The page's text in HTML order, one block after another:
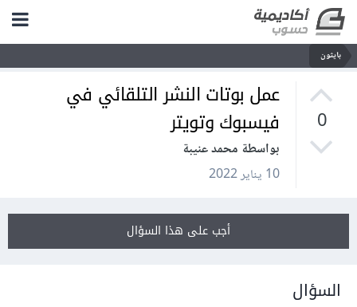
بايثون
0
عمل بوتات النشر التلقائي في
فيسبوك وتويتر
بواسطة محمد عنيبة
10 يناير 2022
أجب على هذا السؤال
السؤال